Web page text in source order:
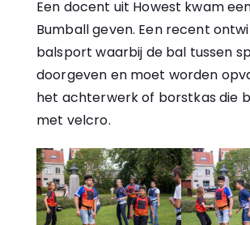
Een docent uit Howest kwam
Bumball geven. Een recent
balsport waarbij de bal tussen
doorgeven en moet worden
het achterwerk of borstkas die
met velcro.